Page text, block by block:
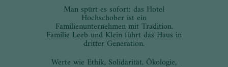
Man spürt es sofort: das Hotel
Hochschober ist ein
Familienunternehmen mit Tradition.
Familie Leeb und Klein führt das Haus in
dritter Generation.
Werte wie Ethik, Solidarität, Ökologie,